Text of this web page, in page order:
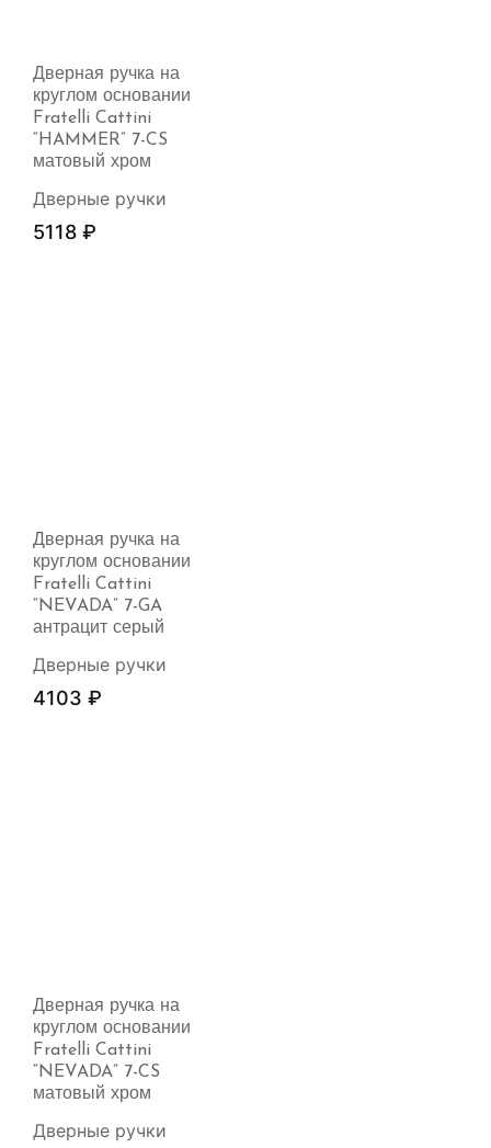
Дверная ручка на
круглом основании
Fratelli Cattini
“HAMMER” 7-CS
матовый хром
Дверные ручки
5118 ₽
Дверная ручка на
круглом основании
Fratelli Cattini
“NEVADA” 7-GA
антрацит серый
Дверные ручки
4103 ₽
Дверная ручка на
круглом основании
Fratelli Cattini
“NEVADA” 7-CS
матовый хром
Дверные ручки